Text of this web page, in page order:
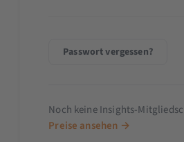
Passwort vergessen?
Noch keine Insights-
Preise ansehen →